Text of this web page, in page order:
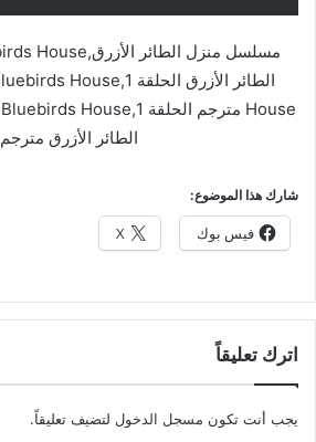
الطائر الأزرق مترجم
شارك هذا الموضوع:
فيس بوك X
اترك تعليقاً
يجب أنت تكون مسجل الدخول لتضيف تعليقاً.